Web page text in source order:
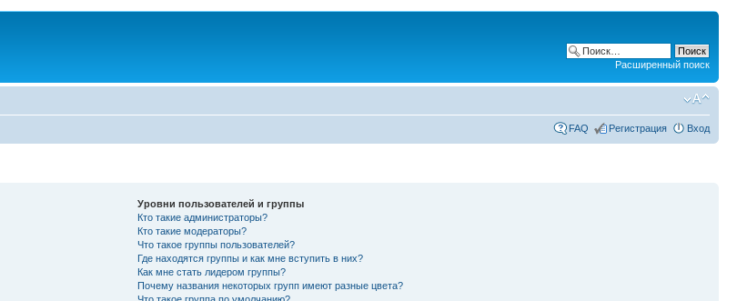
Расширенный поиск
FAQ Регистрация Вход
Уровни пользователей и группы
Кто такие администраторы?
Кто такие модераторы?
Что такое группы пользователей?
Где находятся группы и как мне вступить в них?
Как мне стать лидером группы?
Почему названия некоторых групп имеют разные цвета?
Что такое группа по умолчанию?